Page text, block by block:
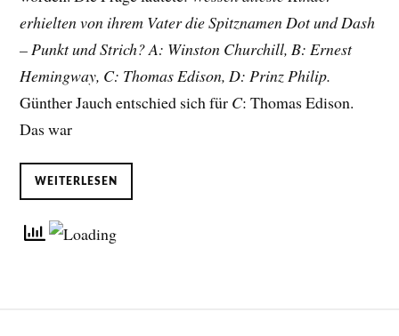
erhielten von ihrem Vater die Spitznamen Dot und Dash
– Punkt und Strich? A: Winston Churchill, B: Ernest
Hemingway, C: Thomas Edison, D: Prinz Philip.
Günther Jauch entschied sich für C: Thomas Edison.
Das war
WEITERLESEN